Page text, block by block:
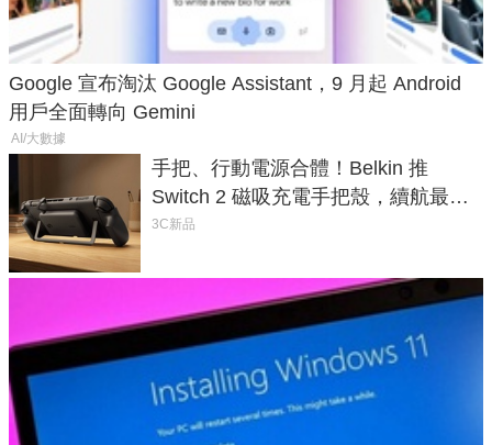
Google 宣布淘汰 Google Assistant，9 月起 Android
用戶全面轉向 Gemini
AI/大數據
手把、行動電源合體！Belkin 推
Switch 2 磁吸充電手把殼，續航最高
延長 1.5 倍
3C新品